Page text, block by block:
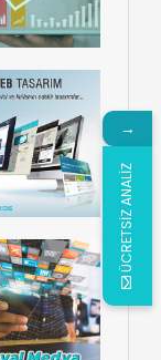
→
ÜCRETSİZ ANALİZ